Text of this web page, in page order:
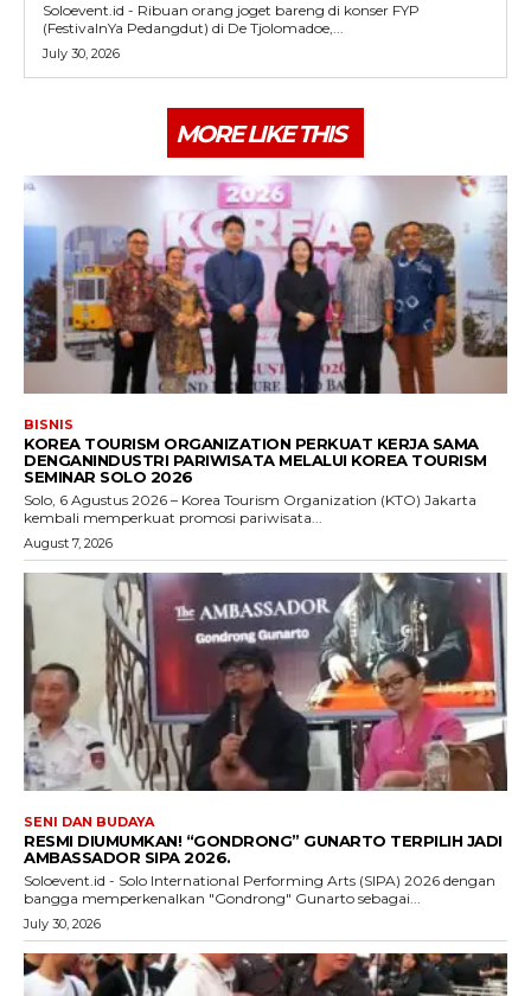
Soloevent.id - Ribuan orang joget bareng di konser FYP
(FestivalnYa Pedangdut) di De Tjolomadoe,...
July 30, 2026
MORE LIKE THIS
BISNIS
KOREA TOURISM ORGANIZATION PERKUAT KERJA SAMA
DENGANINDUSTRI PARIWISATA MELALUI KOREA TOURISM
SEMINAR SOLO 2026
Solo, 6 Agustus 2026 – Korea Tourism Organization (KTO) Jakarta
kembali memperkuat promosi pariwisata...
August 7, 2026
SENI DAN BUDAYA
RESMI DIUMUMKAN! “GONDRONG” GUNARTO TERPILIH JADI
AMBASSADOR SIPA 2026.
Soloevent.id - Solo International Performing Arts (SIPA) 2026 dengan
bangga memperkenalkan "Gondrong" Gunarto sebagai...
July 30, 2026